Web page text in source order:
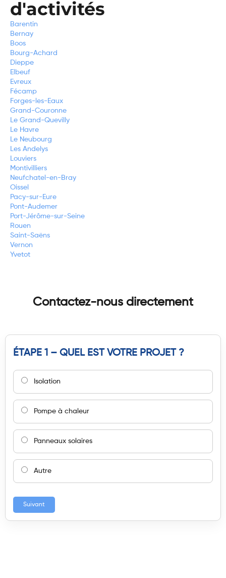
d'activités
Barentin
Bernay
Boos
Bourg-Achard
Dieppe
Elbeuf
Evreux
Fécamp
Forges-les-Eaux
Grand-Couronne
Le Grand-Quevilly
Le Havre
Le Neubourg
Les Andelys
Louviers
Montivilliers
Neufchatel-en-Bray
Oissel
Pacy-sur-Eure
Pont-Audemer
Port-Jérôme-sur-Seine
Rouen
Saint-Saëns
Vernon
Yvetot
Contactez-nous directement
ÉTAPE 1 – QUEL EST VOTRE PROJET ?
Isolation
Pompe à chaleur
Panneaux solaires
Autre
Suivant